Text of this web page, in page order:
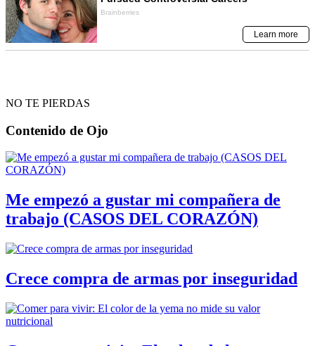
NO TE PIERDAS
Contenido de Ojo
Me empezó a gustar mi compañera de
trabajo (CASOS DEL CORAZÓN)
Crece compra de armas por inseguridad